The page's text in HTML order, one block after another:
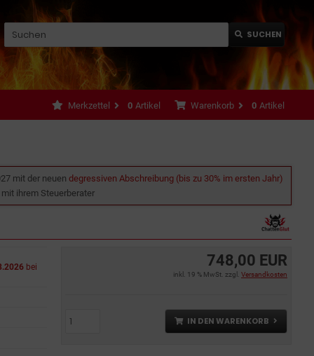
SUCHEN
Warenkorb 0 Artikel
Merkzettel 0 Artikel
mit der neuen degressiven Abschreibung (bis zu 30% im ersten Jahr)
ihrem Steuerberater
748,00 EUR
inkl. 19 % MwSt. zzgl. Versandkosten
IN DEN WARENKORB
bei